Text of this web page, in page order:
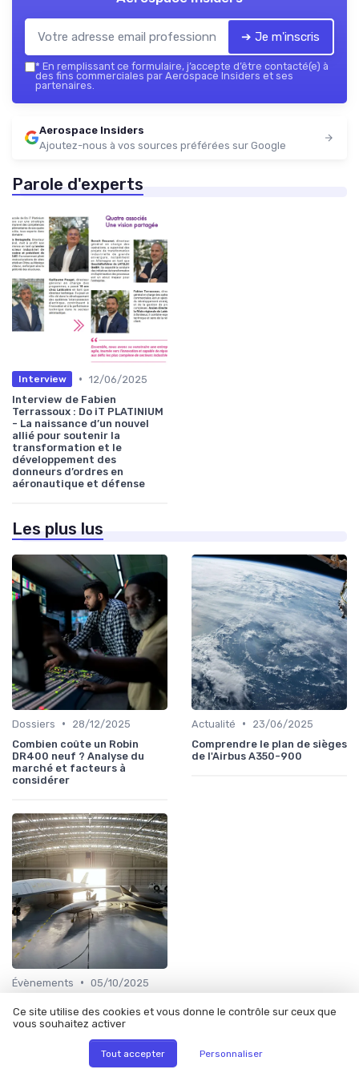
➔ Je m'inscris
* En remplissant ce formulaire, j’accepte d’être contacté(e) à
des fins commerciales par Aerospace Insiders et ses
partenaires.
Aerospace Insiders
Ajoutez-nous à vos sources préférées sur Google
Parole d'experts
Interview • 12/06/2025
Interview de Fabien
Terrassoux : Do iT PLATINIUM
- La naissance d’un nouvel
allié pour soutenir la
transformation et le
développement des
donneurs d’ordres en
aéronautique et défense
Les plus lus
Dossiers •
28/12/2025
Combien coûte un Robin
DR400 neuf ? Analyse du
marché et facteurs à
considérer
Actualité •
23/06/2025
Comprendre le plan de sièges
de l'Airbus A350-900
Évènements • 05/10/2025
sportif et culturel d'Airbus
Helicopters
À lire aussi
Ce site utilise des cookies et vous donne le contrôle sur ceux que
vous souhaitez activer
Tout accepter Personnaliser